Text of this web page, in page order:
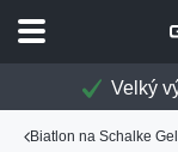
Velký
Biatlon na Schalke